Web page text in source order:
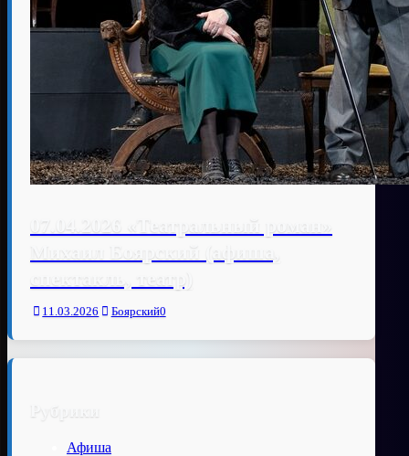
07.04.2026 «Театральный роман»
Михаил Боярский (афиша,
спектакль, театр)
11.03.2026 Боярский0
Рубрики
Афиша